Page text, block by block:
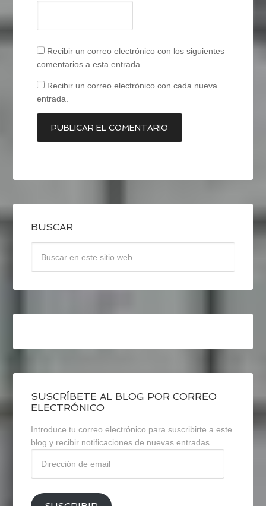
Recibir un correo electrónico con los siguientes
comentarios a esta entrada.
Recibir un correo electrónico con cada nueva
entrada.
BUSCAR
SUSCRÍBETE AL BLOG POR CORREO
ELECTRÓNICO
Introduce tu correo electrónico para suscribirte a este
blog y recibir notificaciones de nuevas entradas.
email